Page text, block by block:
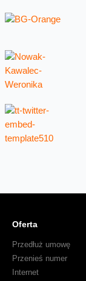
Oferta
Przedłuż umowę
Przenieś numer
Internet